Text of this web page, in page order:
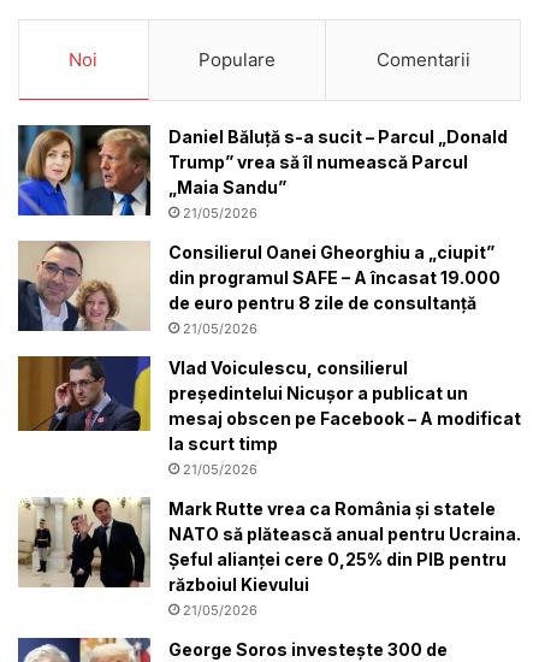
Noi Populare Comentarii
Daniel Băluță s-a sucit – Parcul „Donald
Trump” vrea să îl numească Parcul
„Maia Sandu”
21/05/2026
Consilierul Oanei Gheorghiu a „ciupit”
din programul SAFE – A încasat 19.000
de euro pentru 8 zile de consultanță
21/05/2026
Vlad Voiculescu, consilierul
președintelui Nicușor a publicat un
mesaj obscen pe Facebook – A modificat
la scurt timp
21/05/2026
Mark Rutte vrea ca România și statele
NATO să plătească anual pentru Ucraina.
Șeful alianței cere 0,25% din PIB pentru
războiul Kievului
21/05/2026
George Soros investește 300 de